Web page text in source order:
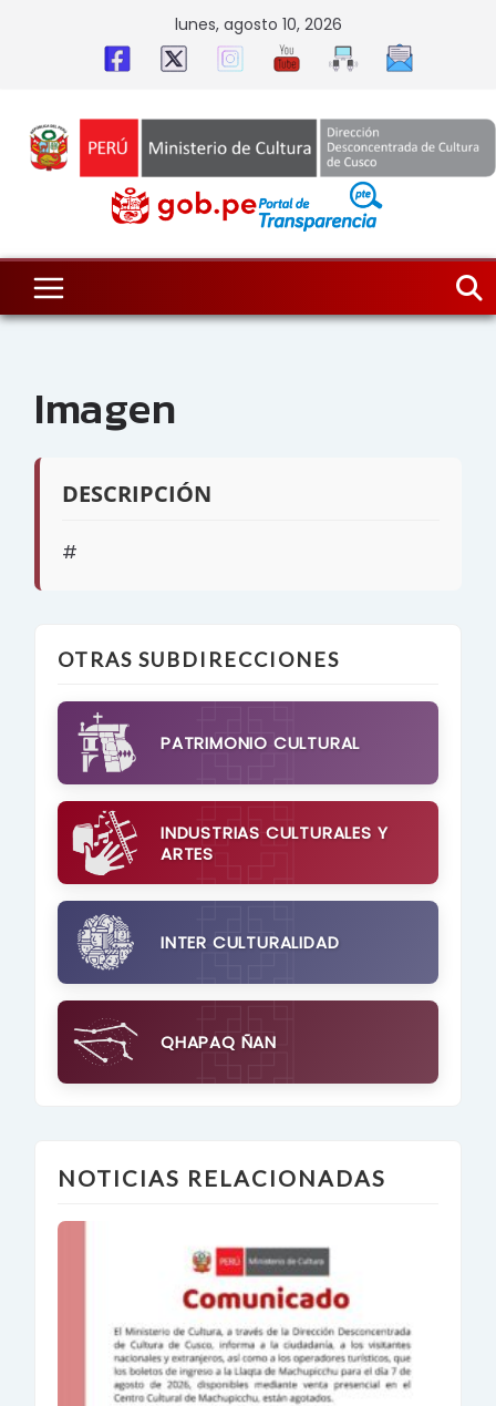
lunes, agosto 10, 2026
Imagen
DESCRIPCIÓN
#
OTRAS SUBDIRECCIONES
PATRIMONIO CULTURAL
INDUSTRIAS CULTURALES Y
ARTES
INTER CULTURALIDAD
QHAPAQ ÑAN
NOTICIAS RELACIONADAS